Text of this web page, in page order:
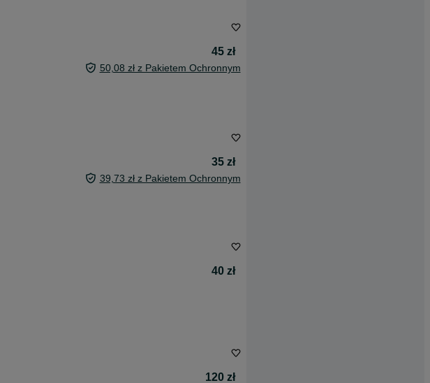
45 zł
50,08 zł z Pakietem Ochronnym
35 zł
39,73 zł z Pakietem Ochronnym
40 zł
120 zł